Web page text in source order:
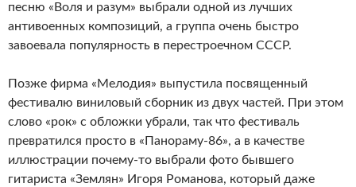
песню «Воля и разум» выбрали одной из лучших
антивоенных композиций, а группа очень быстро
завоевала популярность в перестроечном СССР.
Позже фирма «Мелодия» выпустила посвященный
фестивалю виниловый сборник из двух частей. При этом
слово «рок» с обложки убрали, так что фестиваль
превратился просто в «Панораму-86», а в качестве
иллюстрации почему-то выбрали фото бывшего
гитариста «Землян» Игоря Романова, который даже